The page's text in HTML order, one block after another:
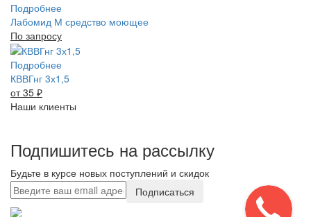
Подробнее
Лабомид М средство моющее
По запросу
Подробнее
КВВГнг 3х1,5
от 35 ₽
Наши клиенты
Подпишитесь на рассылку
Будьте в курсе новых поступлений и скидок
Подписаться